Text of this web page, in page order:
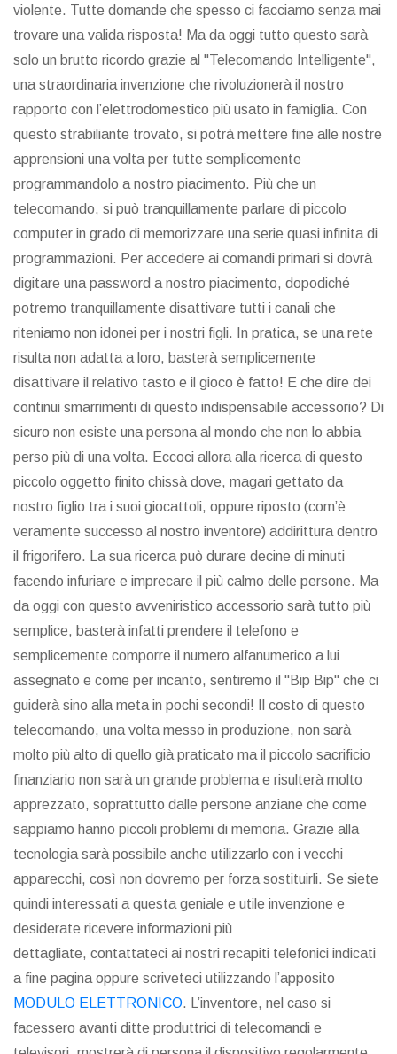
violente. Tutte domande che spesso ci facciamo senza mai
trovare una valida risposta! Ma da oggi tutto questo sarà
solo un brutto ricordo grazie al "Telecomando Intelligente",
una straordinaria invenzione che rivoluzionerà il nostro
rapporto con l’elettrodomestico più usato in famiglia. Con
questo strabiliante trovato, si potrà mettere fine alle nostre
apprensioni una volta per tutte semplicemente
programmandolo a nostro piacimento. Più che un
telecomando, si può tranquillamente parlare di piccolo
computer in grado di memorizzare una serie quasi infinita di
programmazioni. Per accedere ai comandi primari si dovrà
digitare una password a nostro piacimento, dopodiché
potremo tranquillamente disattivare tutti i canali che
riteniamo non idonei per i nostri figli. In pratica, se una rete
risulta non adatta a loro, basterà semplicemente
disattivare il relativo tasto e il gioco è fatto! E che dire dei
continui smarrimenti di questo indispensabile accessorio? Di
sicuro non esiste una persona al mondo che non lo abbia
perso più di una volta. Eccoci allora alla ricerca di questo
piccolo oggetto finito chissà dove, magari gettato da
nostro figlio tra i suoi giocattoli, oppure riposto (com’è
veramente successo al nostro inventore) addirittura dentro
il frigorifero. La sua ricerca può durare decine di minuti
facendo infuriare e imprecare il più calmo delle persone. Ma
da oggi con questo avveniristico accessorio sarà tutto più
semplice, basterà infatti prendere il telefono e
semplicemente comporre il numero alfanumerico a lui
assegnato e come per incanto, sentiremo il "Bip Bip" che ci
guiderà sino alla meta in pochi secondi! Il costo di questo
telecomando, una volta messo in produzione, non sarà
molto più alto di quello già praticato ma il piccolo sacrificio
finanziario non sarà un grande problema e risulterà molto
apprezzato, soprattutto dalle persone anziane che come
sappiamo hanno piccoli problemi di memoria. Grazie alla
tecnologia sarà possibile anche utilizzarlo con i vecchi
apparecchi, così non dovremo per forza sostituirli. Se siete
quindi interessati a questa geniale e utile invenzione e
desiderate ricevere informazioni più
dettagliate, contattateci ai nostri recapiti telefonici indicati
a fine pagina oppure scriveteci utilizzando l’apposito
MODULO ELETTRONICO. L’inventore, nel caso si
facessero avanti ditte produttrici di telecomandi e